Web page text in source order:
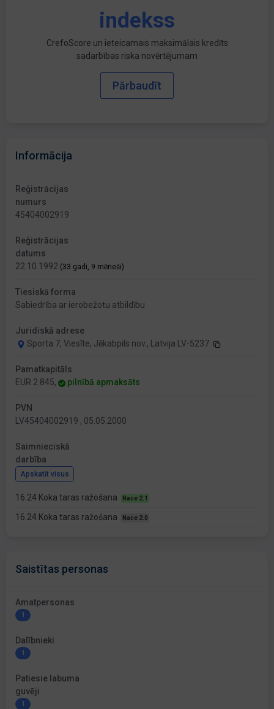
indekss
CrefoScore un ieteicamais maksimālais kredīts
sadarbības riska novērtējumam
Pārbaudīt
Informācija
Reģistrācijas
numurs
45404002919
Reģistrācijas
datums
22.10.1992 (33 gadi, 9 mēneši)
Tiesiskā forma
Sabiedrība ar ierobežotu atbildību
Juridiskā adrese
Sporta 7, Viesīte, Jēkabpils nov., Latvija LV-5237
Pamatkapitāls
EUR 2 845,
pilnībā apmaksāts
PVN
LV45404002919 , 05.05.2000
Saimnieciskā
darbība
Apskatīt visus
16.24 Koka taras ražošana Nace 2.1
16.24 Koka taras ražošana Nace 2.0
Saistītas personas
Amatpersonas
1
Dalībnieki
1
Patiesie labuma
guvēji
1